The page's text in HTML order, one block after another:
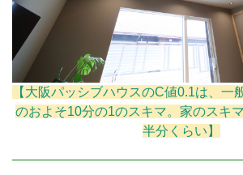
【大阪パッシブハウスのC値0.1は、一
のおよそ10分の1のスキマ。家のスキ
半分くらい】